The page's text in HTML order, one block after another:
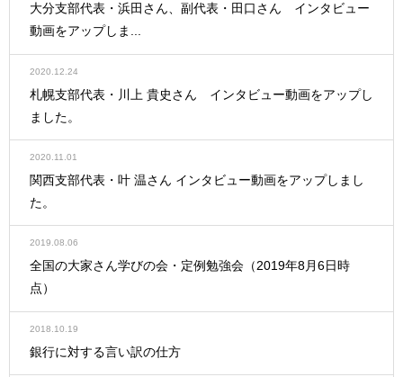
大分支部代表・浜田さん、副代表・田口さん インタビュー
動画をアップしま...
2020.12.24
札幌支部代表・川上 貴史さん インタビュー動画をアップし
ました。
2020.11.01
関西支部代表・叶 温さん インタビュー動画をアップしまし
た。
2019.08.06
全国の大家さん学びの会・定例勉強会（2019年8月6日時
点）
2018.10.19
銀行に対する言い訳の仕方